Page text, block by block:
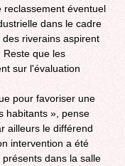
reclassement éventuel
dans le cadre
riverains aspirent
Reste que les
sur l'évaluation
pour favoriser une
habitants », pense
ailleurs le différend
intervention a été
dans la salle